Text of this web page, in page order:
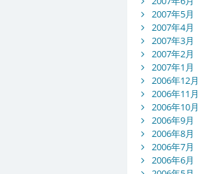
2007年5月
2007年4月
2007年3月
2007年2月
2007年1月
2006年12月
2006年11月
2006年10月
2006年9月
2006年8月
2006年7月
2006年6月